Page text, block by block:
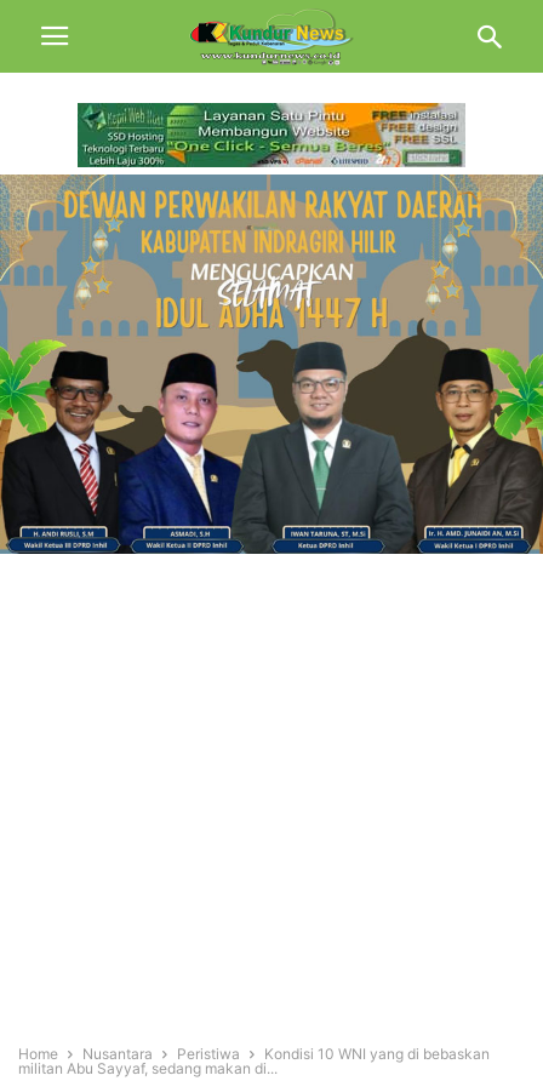
Home Nusantara Peristiwa
Kondisi 10 WNI yang di bebaskan
militan Abu Sayyaf, sedang makan di...